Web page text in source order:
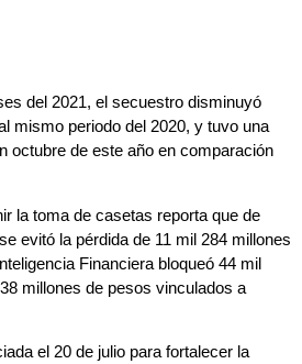
del 2021, el secuestro disminuyó
mismo periodo del 2020, y tuvo una
octubre de este año en comparación
la toma de casetas reporta que de
evitó la pérdida de 11 mil 284 millones
Financiera bloqueó 44 mil
millones de pesos vinculados a
el 20 de julio para fortalecer la